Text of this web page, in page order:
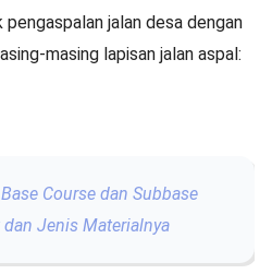
jalan desa dengan
masing lapisan jalan aspal:
Course dan Subbase
dan Jenis Materialnya